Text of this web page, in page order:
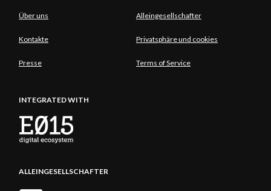
Über uns Alleingesellschafter
Kontakte Privatsphäre und cookies
Presse Terms of Service
INTEGRATED WITH
ALLEINGESELLSCHAFTER